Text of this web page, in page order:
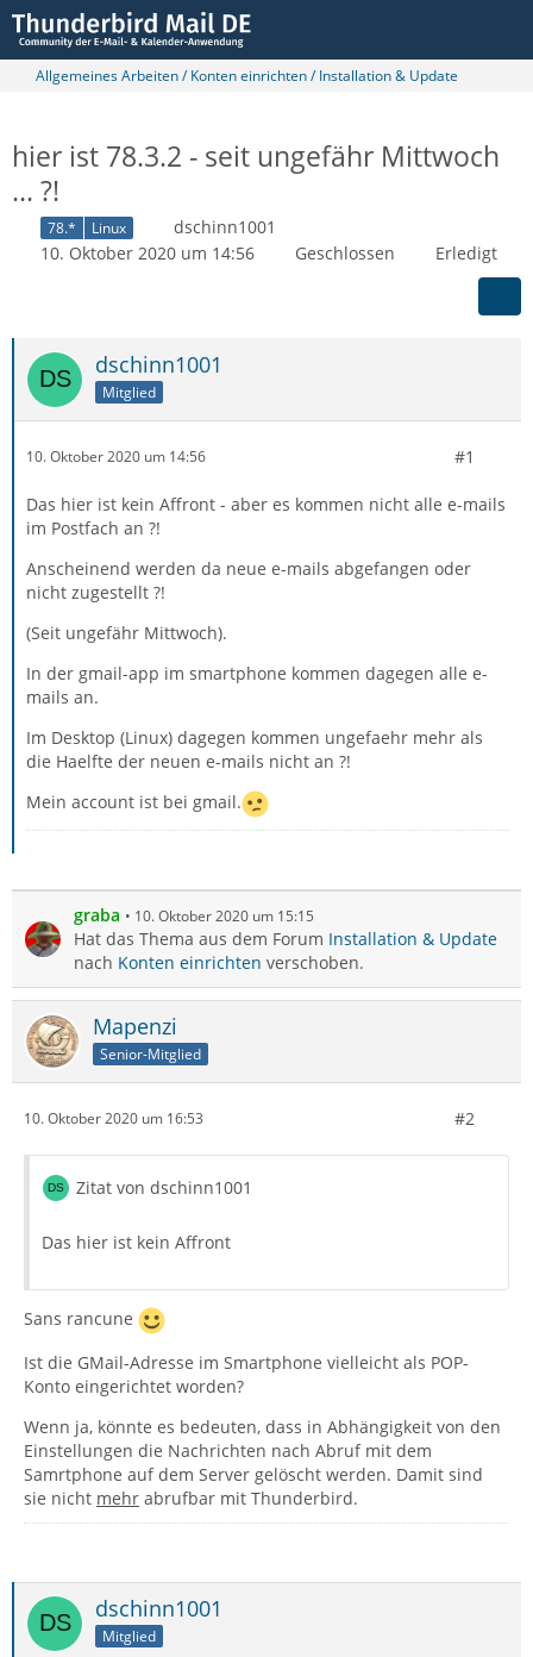
Allgemeines Arbeiten / Konten einrichten / Installation & Update
hier ist 78.3.2 - seit ungefähr Mittwoch
... ?!
78.* Linux
dschinn1001
10. Oktober 2020 um 14:56
Geschlossen Erledigt
dschinn1001
Mitglied
10. Oktober 2020 um 14:56 #1
Das hier ist kein Affront - aber es kommen nicht alle e-mails
im Postfach an ?!
Anscheinend werden da neue e-mails abgefangen oder
nicht zugestellt ?!
(Seit ungefähr Mittwoch).
In der gmail-app im smartphone kommen dagegen alle e-
mails an.
Im Desktop (Linux) dagegen kommen ungefaehr mehr als
die Haelfte der neuen e-mails nicht an ?!
Mein account ist bei gmail.
graba 10. Oktober 2020 um 15:15
Hat das Thema aus dem Forum Installation & Update
nach Konten einrichten verschoben.
Mapenzi
Senior-Mitglied
10. Oktober 2020 um 16:53 #2
Zitat von dschinn1001
Das hier ist kein Affront
Sans rancune
Ist die GMail-Adresse im Smartphone vielleicht als POP-
Konto eingerichtet worden?
Wenn ja, könnte es bedeuten, dass in Abhängigkeit von den
Einstellungen die Nachrichten nach Abruf mit dem
Samrtphone auf dem Server gelöscht werden. Damit sind
sie nicht mehr abrufbar mit Thunderbird.
dschinn1001
Mitglied